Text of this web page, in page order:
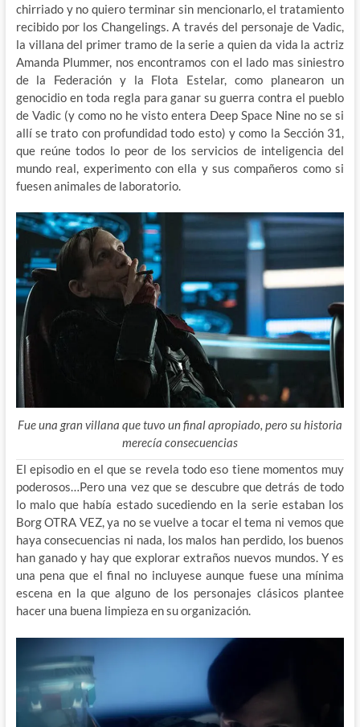
chirriado y no quiero terminar sin mencionarlo, el tratamiento
recibido por los Changelings. A través del personaje de Vadic,
la villana del primer tramo de la serie a quien da vida la actriz
Amanda Plummer, nos encontramos con el lado mas siniestro
de la Federación y la Flota Estelar, como planearon un
genocidio en toda regla para ganar su guerra contra el pueblo
de Vadic (y como no he visto entera Deep Space Nine no se si
allí se trato con profundidad todo esto) y como la Sección 31,
que reúne todos lo peor de los servicios de inteligencia del
mundo real, experimento con ella y sus compañeros como si
fuesen animales de laboratorio.
Fue una gran villana que tuvo un final apropiado, pero su historia
merecía consecuencias
El episodio en el que se revela todo eso tiene momentos muy
poderosos…Pero una vez que se descubre que detrás de todo
lo malo que había estado sucediendo en la serie estaban los
Borg OTRA VEZ, ya no se vuelve a tocar el tema ni vemos que
haya consecuencias ni nada, los malos han perdido, los buenos
han ganado y hay que explorar extraños nuevos mundos. Y es
una pena que el final no incluyese aunque fuese una mínima
escena en la que alguno de los personajes clásicos plantee
hacer una buena limpieza en su organización.